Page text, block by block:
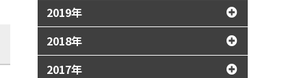
2019年
2018年
2017年